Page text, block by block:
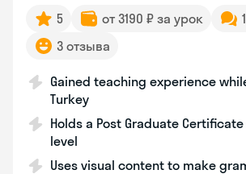
5 от 3190 ₽ за урок
3 отзыва
Gained teaching experience
Turkey
Holds a Post Graduate
level
Uses visual content to make